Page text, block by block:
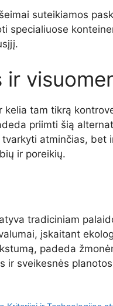
suteikiamos
specialiuose
ir
kelia tam tikrą
priimti šią
atminčias, bet
ir poreikių.
tradiciniam
įskaitant
padeda
ir sveikesnės